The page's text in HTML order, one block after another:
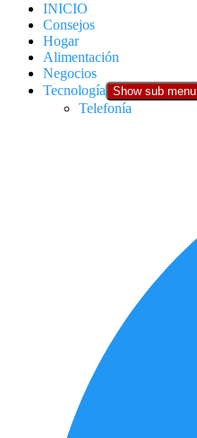
INICIO
Consejos
Hogar
Alimentación
Negocios
Tecnología Show sub menu
Telefonía